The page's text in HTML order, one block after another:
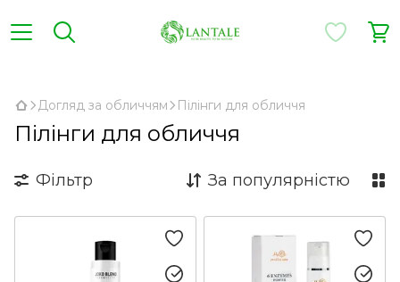
Догляд за обличчям Пілінги для обличчя
Пілінги для обличчя
Фільтр За популярністю